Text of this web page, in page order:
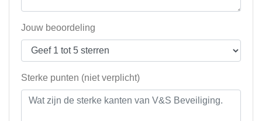
Jouw beoordeling
Sterke punten (niet verplicht)